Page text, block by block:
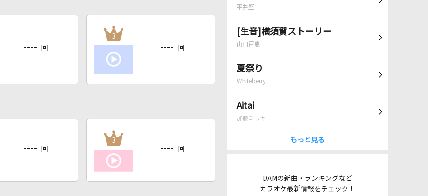
平井堅
[生音]横須賀ストーリー
山口百恵
夏祭り
Whiteberry
Aitai
加藤ミリヤ
もっと見る
DAMの新曲・ランキングなど
カラオケ最新情報をチェック！
---- 回
----
3
---- 回
----
---- 回
----
3
---- 回
----